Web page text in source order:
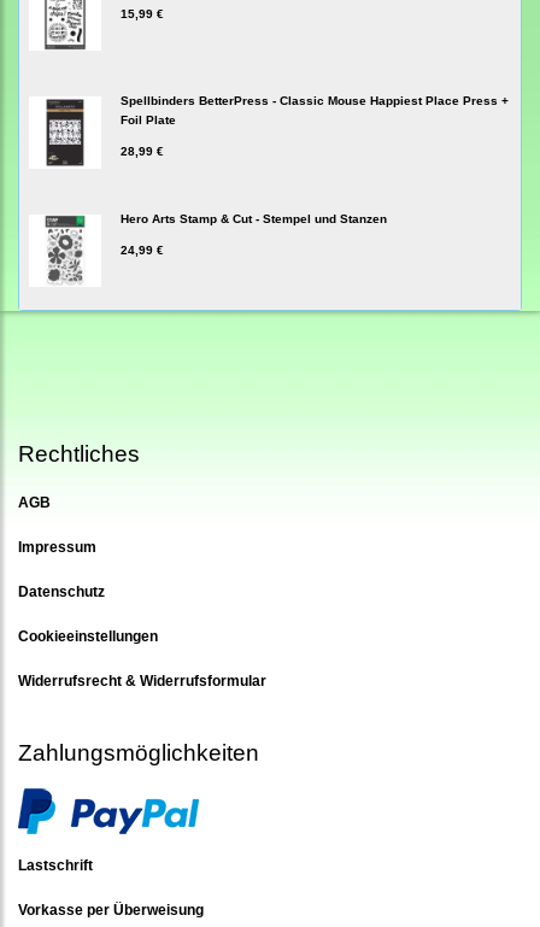
15,99 €
Spellbinders BetterPress - Classic Mouse Happiest Place Press +
Foil Plate
28,99 €
Hero Arts Stamp & Cut - Stempel und Stanzen
24,99 €
Rechtliches
AGB
Impressum
Datenschutz
Cookieeinstellungen
Widerrufsrecht & Widerrufsformular
Zahlungsmöglichkeiten
Lastschrift
Vorkasse per Überweisung